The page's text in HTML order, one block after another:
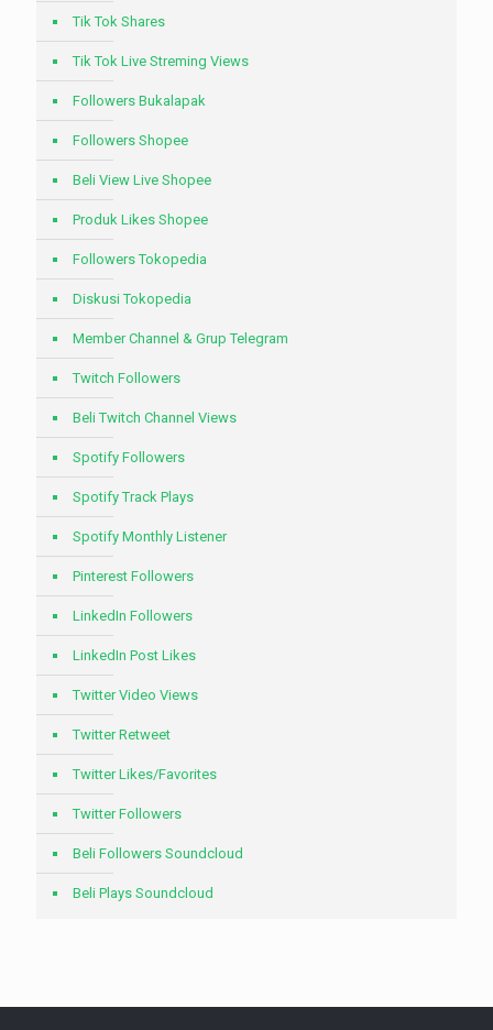
Tik Tok Shares
Tik Tok Live Streming Views
Followers Bukalapak
Followers Shopee
Beli View Live Shopee
Produk Likes Shopee
Followers Tokopedia
Diskusi Tokopedia
Member Channel & Grup Telegram
Twitch Followers
Beli Twitch Channel Views
Spotify Followers
Spotify Track Plays
Spotify Monthly Listener
Pinterest Followers
LinkedIn Followers
LinkedIn Post Likes
Twitter Video Views
Twitter Retweet
Twitter Likes/Favorites
Twitter Followers
Beli Followers Soundcloud
Beli Plays Soundcloud